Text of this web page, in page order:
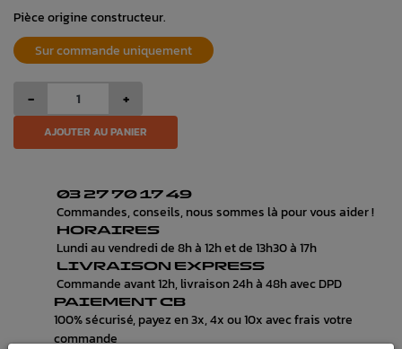
Pièce origine constructeur.
Sur commande uniquement
- +
AJOUTER AU PANIER
03 27 70 17 49
Commandes, conseils, nous sommes là pour vous aider !
HORAIRES
Lundi au vendredi de 8h à 12h et de 13h30 à 17h
LIVRAISON EXPRESS
Commande avant 12h, livraison 24h à 48h avec DPD
PAIEMENT CB
100% sécurisé, payez en 3x, 4x ou 10x avec frais votre
commande